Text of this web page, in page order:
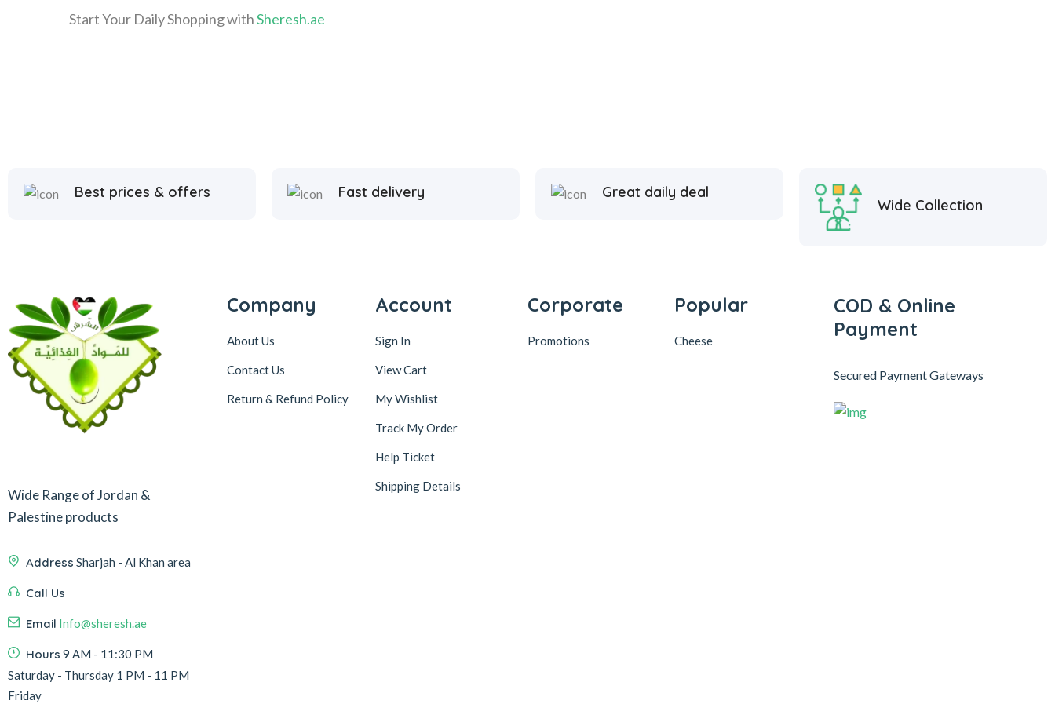
Start Your Daily Shopping withSheresh.ae
Best prices & offers Fast delivery Great daily deal
Wide Collection
Wide Range of Jordan &
Palestine products
Address Sharjah - Al Khan area
Call Us
Email Info@sheresh.ae
Hours 9 AM - 11:30 PM
Saturday - Thursday 1 PM - 11 PM
Friday
Company
About Us
Contact Us
Return & Refund Policy
Account
Sign In
View Cart
My Wishlist
Track My Order
Help Ticket
Shipping Details
Corporate
Promotions
Popular
Cheese
COD & Online
Payment
Secured Payment Gateways